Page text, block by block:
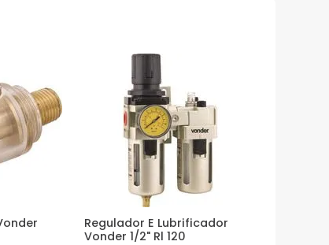
Regulador E Lubrificador
Vonder 1/2" Rl 120